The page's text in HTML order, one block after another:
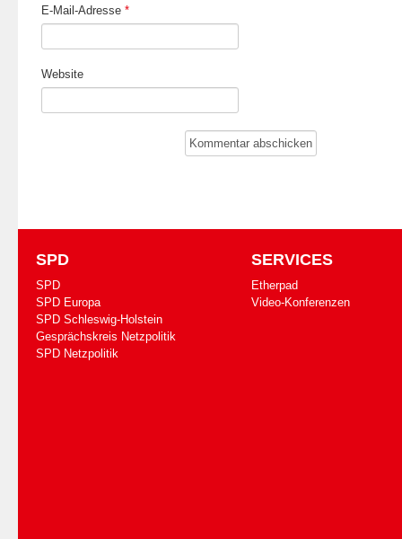
E-Mail-Adresse *
Website
SPD
SPD
SPD Europa
SPD Schleswig-Holstein
Gesprächskreis Netzpolitik
SPD Netzpolitik
SERVICES
Etherpad
Video-Konferenzen